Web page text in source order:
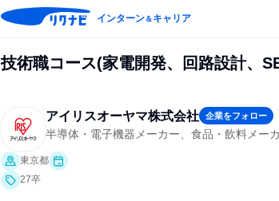
インターン＆キャリア
技術職コース(家電開発、回路設計、
アイリスオーヤマ株式会社 企業をフォロー
半導体・電子機器メーカー、食品・飲料メー
東京都
27卒